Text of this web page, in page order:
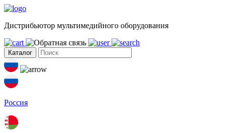
Дистрибьютор мультимедийного оборудования
Каталог
Россия